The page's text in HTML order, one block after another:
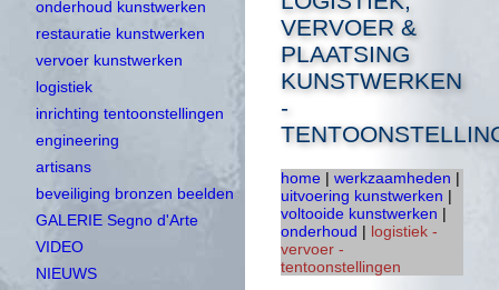
onderhoud kunstwerken
restauratie kunstwerken
vervoer kunstwerken
logistiek
inrichting tentoonstellingen
engineering
artisans
beveiliging bronzen beelden
GALERIE Segno d'Arte
VIDEO
NIEUWS
VERVOER &
PLAATSING
KUNSTWERKEN
-
home | werkzaamheden |
uitvoering kunstwerken |
voltooide kunstwerken |
onderhoud | logistiek -
vervoer -
tentoonstellingen